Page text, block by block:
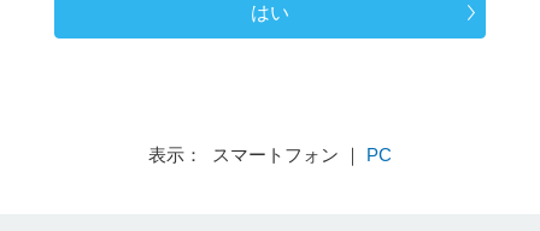
はい
表示： スマートフォン ｜ PC